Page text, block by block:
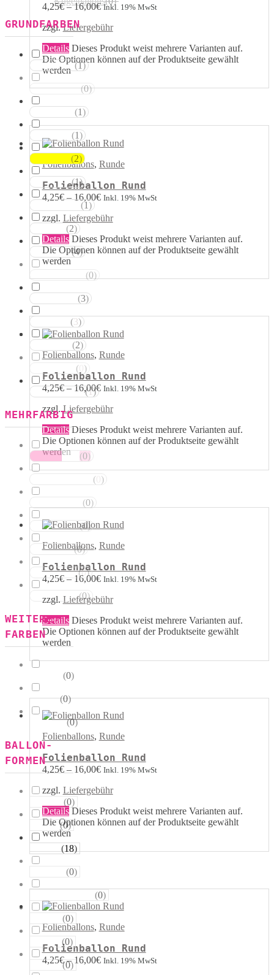
4,25€–16,00€ Inkl. 19% MwSt
zzgl.Liefergebühr
Details Dieses Produkt weist mehrere Varianten auf.
Die Optionen können auf der Produktseite gewählt
werden
Folienballons, Runde
Folienballon Rund
4,25€–16,00€ Inkl. 19% MwSt
zzgl. Liefergebühr
Details Dieses Produkt weist mehrere Varianten auf.
Die Optionen können auf der Produktseite gewählt
werden
Folienballons, Runde
Folienballon Rund
4,25€–16,00€ Inkl. 19% MwSt
zzgl.Liefergebühr
Details Dieses Produkt weist mehrere Varianten auf.
Die Optionen können auf der Produktseite gewählt
werden
Folienballons, Runde
Folienballon Rund
4,25€– 16,00€ Inkl. 19% MwSt
zzgl. Liefergebühr
Details Dieses Produkt weist mehrere Varianten auf.
Die Optionen können auf der Produktseite gewählt
werden
Folienballons, Runde
Folienballon Rund
4,25€– 16,00€ Inkl. 19% MwSt
zzgl. Liefergebühr
Details Dieses Produkt weist mehrere Varianten auf.
Die Optionen können auf der Produktseite gewählt
werden
Folienballons, Runde
Folienballon Rund
4,25€–16,00€ Inkl. 19% MwSt
GRUNDFARBEN
Weisstöne (1)
Transparent (0)
(1)
(1)
(2)
Goldtöne (1)
(1)
(2)
Rosatöne (4)
(0)
(3)
( 3)
(2)
( )
Schwarztöne (1)
MEHRFARBIG
Rosa Weiss (0)
( )
(0)
Gold Weiss (0)
Rot Weiss (0)
Blau Weiss (0)
Mehrfarbig (0)
WEITERE
FARBEN
(0)
Pastell (0)
Metallik (0)
BALLON-
FORMEN
(0)
Sterne (0)
(18)
(0)
(0)
(0)
(0)
Portale (0)